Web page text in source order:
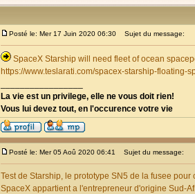
Posté le: Mer 17 Juin 2020 06:30 Sujet du message:
SpaceX Starship will need fleet of ocean
https://www.teslarati.com/spacex-starship-floating-
La vie est un privilege, elle ne vous doit rien!
Vous lui devez tout, en l'occurence votre vie
Posté le: Mer 05 Aoû 2020 06:41 Sujet du message:
Test de Starship, le prototype SN5 de la fusee
SpaceX appartient a l'entrepreneur d'origine Sud-